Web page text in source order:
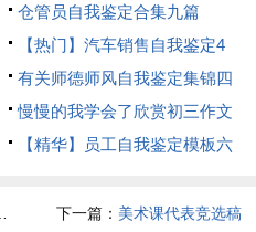
编七篇
仓管员自我鉴定合集九篇
【热门】汽车销售自我鉴定4
篇有关师德师风自我鉴定集锦四
篇慢慢的我学会了欣赏初三作文
【精华】员工自我鉴定模板六
下一篇： 美术课代表竞选稿